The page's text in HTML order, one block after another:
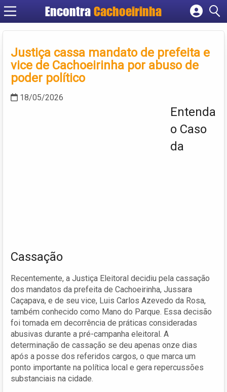
Encontra Cachoeirinha
Cadastrar empresa
Criar conta
Justiça cassa mandato de prefeita e
vice de Cachoeirinha por abuso de
poder político
18/05/2026
Entenda
o Caso
da
Cassação
Recentemente, a Justiça Eleitoral decidiu pela cassação
dos mandatos da prefeita de Cachoeirinha, Jussara
Caçapava, e de seu vice, Luis Carlos Azevedo da Rosa,
também conhecido como Mano do Parque. Essa decisão
foi tomada em decorrência de práticas consideradas
abusivas durante a pré-campanha eleitoral. A
determinação de cassação se deu apenas onze dias
após a posse dos referidos cargos, o que marca um
ponto importante na política local e gera repercussões
substanciais na cidade.